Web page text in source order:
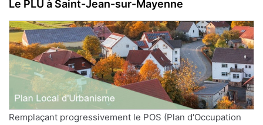
Le PLU à Saint-Jean-sur-Mayenne
Remplaçant progressivement le POS (Plan d'Occupation